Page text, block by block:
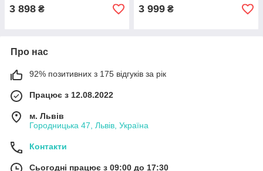
3 898 ₴ 3 999 ₴
Про нас
92% позитивних з 175 відгуків за рік
Працює з 12.08.2022
м. Львів
Городницька 47, Львів, Україна
Контакти
Сьогодні працює з 09:00 до 17:30